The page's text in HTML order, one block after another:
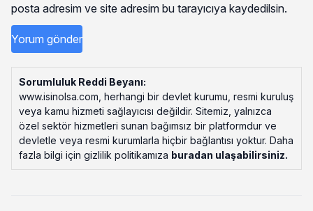
posta adresim ve site adresim bu tarayıcıya kaydedilsin.
Sorumluluk Reddi Beyanı:
www.isinolsa.com, herhangi bir devlet kurumu, resmi kuruluş
veya kamu hizmeti sağlayıcısı değildir. Sitemiz, yalnızca
özel sektör hizmetleri sunan bağımsız bir platformdur ve
devletle veya resmi kurumlarla hiçbir bağlantısı yoktur. Daha
fazla bilgi için gizlilik politikamıza buradan ulaşabilirsiniz.